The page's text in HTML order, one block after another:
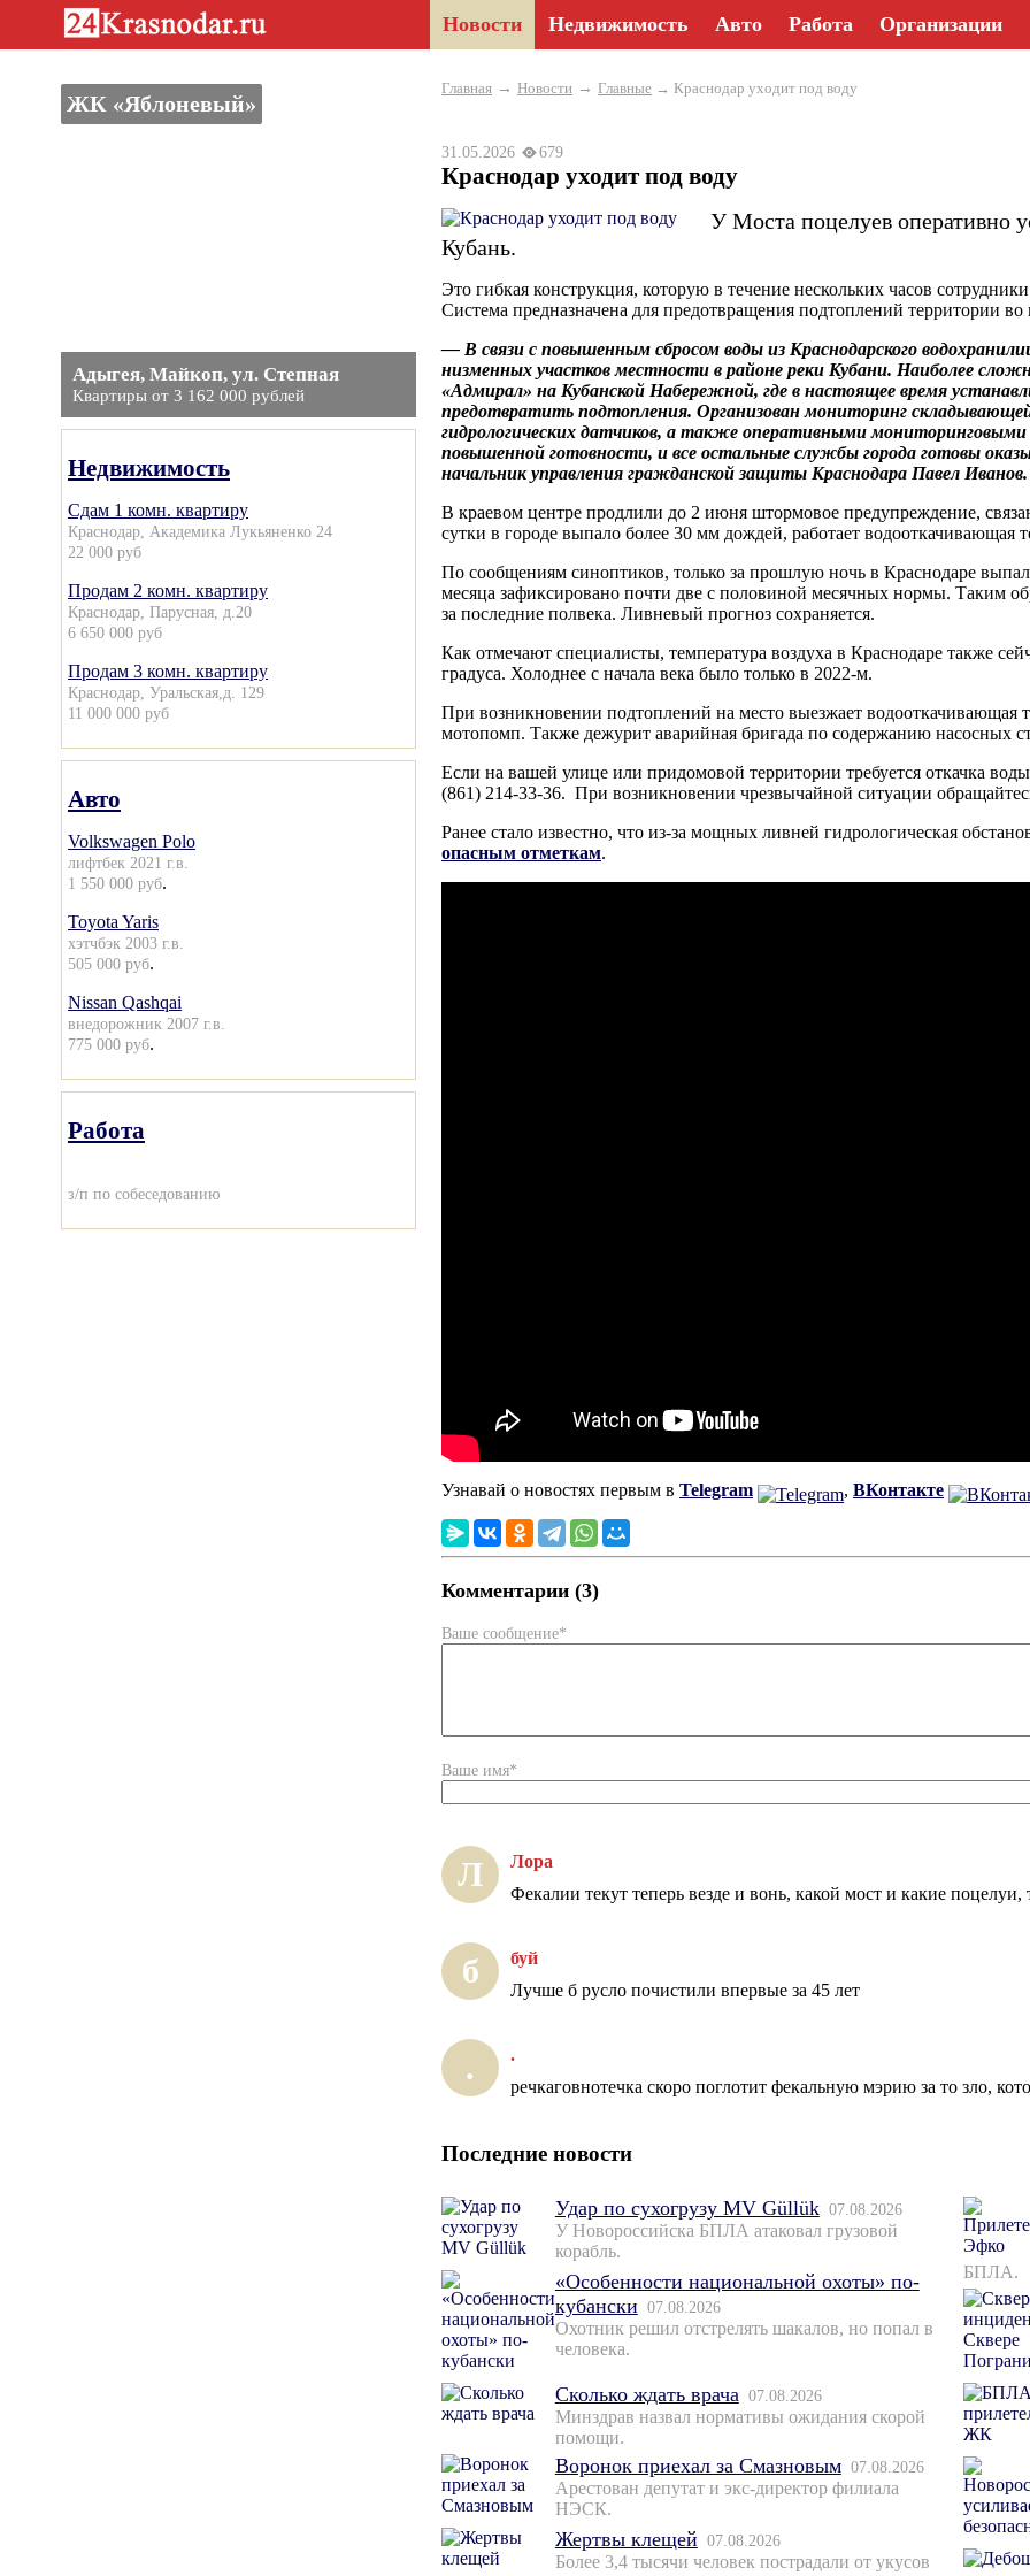
Новости Недвижимость Авто Работа Организации
ЖК «Яблоневый»
Адыгея, Майкоп, ул. Степная
Квартиры от 3 162 000 рублей
Недвижимость
Сдам 1 комн. квартиру
Краснодар, Академика Лукьяненко 24
22 000 руб
Продам 2 комн. квартиру
Краснодар, Парусная, д.20
6 650 000 руб
Продам 3 комн. квартиру
Краснодар, Уральская,д. 129
11 000 000 руб
Авто
Volkswagen Polo
лифтбек 2021 г.в.
1 550 000 руб.
Toyota Yaris
хэтчбэк 2003 г.в.
505 000 руб.
Nissan Qashqai
внедорожник 2007 г.в.
775 000 руб.
Работа
з/п по собеседованию
Главная → Новости → Главные → Краснодар уходит под воду
31.05.2026 679
Краснодар уходит под воду
У Моста поцелуев оперативно
Кубань.
Это гибкая конструкция, которую в течение нескольких часов
Система предназначена для предотвращения подтоплений территории
— В связи с повышенным сбросом воды из Краснодарского
низменных участков местности в районе реки Кубани. Наиболее
«Адмирал» на Кубанской Набережной, где в настоящее время
предотвратить подтопления. Организован мониторинг
гидрологических датчиков, а также оперативными
повышенной готовности, и все остальные службы города готовы
начальник управления гражданской защиты Краснодара Павел Иванов.
В краевом центре продлили до 2 июня штормовое предупреждение,
сутки в городе выпало более 30 мм дождей, работает водооткачивающая
По сообщениям синоптиков, только за прошлую ночь в Краснодаре
месяца зафиксировано почти две с половиной месячных нормы. Таким
за последние полвека. Ливневый прогноз сохраняется.
Как отмечают специалисты, температура воздуха в Краснодаре также
градуса. Холоднее с начала века было только в 2022-м.
При возникновении подтоплений на место выезжает водооткачивающая
мотопомп. Также дежурит аварийная бригада по содержанию насосных
Если на вашей улице или придомовой территории требуется откачка
(861) 214-33-36. При возникновении чрезвычайной ситуации
Ранее стало известно, что из-за мощных ливней гидрологическая
опасным отметкам.
Узнавай о новостях первым в Telegram , ВКонтакте
Комментарии (3)
Ваше сообщение*
Ваше имя*
Л Лора
Фекалии текут теперь везде и вонь, какой мост и какие
б буй
Лучше б русло почистили впервые за 45 лет
. .
речкаговнотечка скоро поглотит фекальную мэрию за то зло,
Последние новости
Удар по сухогрузу MV Güllük 07.08.2026
У Новороссийска БПЛА атаковал грузовой
корабль.
«Особенности национальной охоты» по-
кубански 07.08.2026
Охотник решил отстрелять шакалов, но попал в
человека.
Сколько ждать врача 07.08.2026
Минздрав назвал нормативы ожидания скорой
помощи.
Воронок приехал за Смазновым 07.08.2026
Арестован депутат и экс-директор филиала
НЭСК.
Жертвы клещей 07.08.2026
Более 3,4 тысячи человек пострадали от укусов
БПЛА.